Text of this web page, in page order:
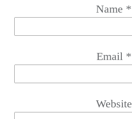
Name *
Email *
Website